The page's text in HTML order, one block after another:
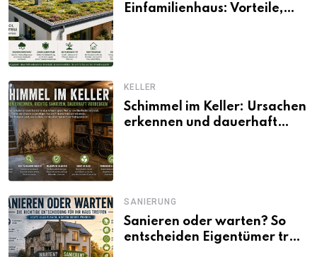
Einfamilienhaus: Vorteile,
KELLER
Schimmel im Keller: Ursachen
erkennen und dauerhaft
SANIERUNG
Sanieren oder warten? So
entscheiden Eigentümer trotz